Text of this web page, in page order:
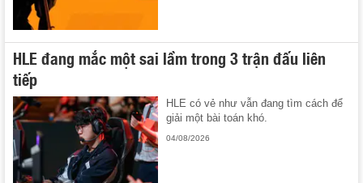
HLE đang mắc một sai lầm trong 3 trận đấu liên
tiếp
HLE có vẻ như vẫn đang tìm cách để
giải một bài toán khó.
04/08/2026